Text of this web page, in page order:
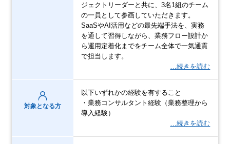
ジェクトリーダーと共に、3名1組のチーム
の一員として参画していただきます。
SaaSやAI活用などの最先端手法を、実務
を通して習得しながら、業務フロー設計か
ら運用定着化までをチーム全体で一気通貫
で担当します。
…続きを読む
対象となる方
以下いずれかの経験を有すること
・業務コンサルタント経験（業務整理から
導入経験）
…続きを読む